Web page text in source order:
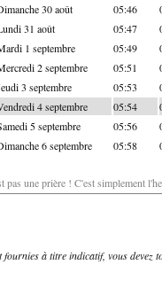
30 août 05:46
31 août 05:47
1 septembre 05:49
2 septembre 05:51
3 septembre 05:53
4 septembre 05:54
5 septembre 05:56
6 septembre 05:58
une prière ! C'est simplement
fournies à titre indicatif, vous